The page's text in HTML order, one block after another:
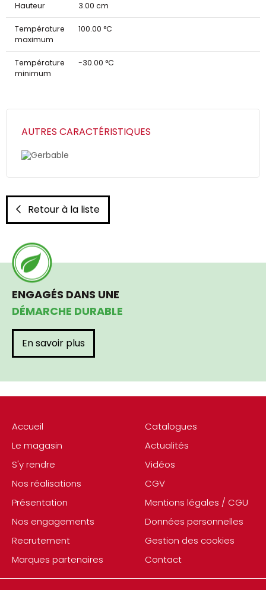
Hauteur 3.00 cm
Température
maximum
100.00 °C
Température
minimum
-30.00 °C
AUTRES CARACTÉRISTIQUES
Gerbable
Retour à la liste
Accueil
Le magasin
S'y rendre
Nos réalisations
Présentation
Nos engagements
Recrutement
Marques partenaires
Catalogues
Actualités
Vidéos
CGV
Mentions légales / CGU
Données personnelles
Gestion des cookies
Contact
ENGAGÉS DANS UNE
DÉMARCHE DURABLE
En savoir plus